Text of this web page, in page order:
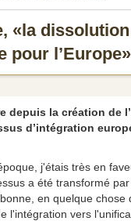
«la dissolution
pour l’Europe»
depuis la création de
d’intégration
j'étais très en
a été transformé
en quelque chose
l'intégration vers